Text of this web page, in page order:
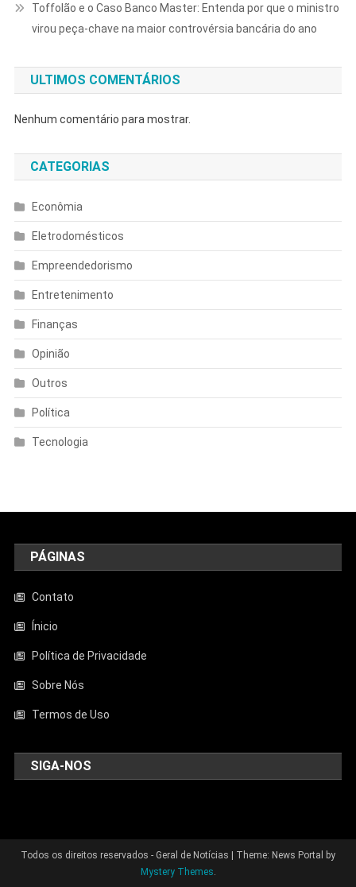
Toffolão e o Caso Banco Master: Entenda por que o ministro
virou peça-chave na maior controvérsia bancária do ano
ULTIMOS COMENTÁRIOS
Nenhum comentário para mostrar.
CATEGORIAS
Econômia
Eletrodomésticos
Empreendedorismo
Entretenimento
Finanças
Opinião
Outros
Política
Tecnologia
PÁGINAS
Contato
Ínicio
Política de Privacidade
Sobre Nós
Termos de Uso
SIGA-NOS
Todos os direitos reservados - Geral de Notícias
Theme: News Portal by
Mystery Themes.